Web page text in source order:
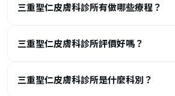
三重聖仁皮膚科診所有做哪些療程？
三重聖仁皮膚科診所評價好嗎？
三重聖仁皮膚科診所是什麼科別？